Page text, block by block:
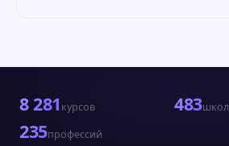
8 281 курсов 483школ
235профессий